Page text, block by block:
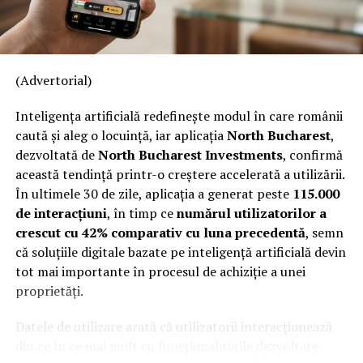
Inainte de a impacheta un lucru, ia-ti timp pentru a-l
curata bine. Praful si alte resturi pot zgaria suprafetele
inainte de mutare, nu vei aduce mizerie in noua casa si,
face curatenie.
Totodata, iti recomandam sa indepartezi toate
sertarele, usile si manerele atasate corpurilor de
mobilier pentru a le ambala individual, in asa fel incat
transportarea lor sa fie mai facila.
Ajutorul unor specialisti in mutari de mobila iti va
simplifica toata treaba, iar mobila ta va ajunge, in mod
cert, intacta la noua casa.
In cele din urma, cel mai bun sfat pe care il poti primi
(Advertorial)
Inteligența artificială redefinește modul în care românii
caută și aleg o locuință, iar aplicațiaNorth Bucharest,
dezvoltată deNorth Bucharest Investments, confirmă
această tendință printr-o creștere accelerată a utilizării.
În ultimele 30 de zile, aplicația a generat peste 115.000
de interacțiuni, în timp cenumărul utilizatorilor a
crescut cu 42% comparativ cu luna precedentă, semn
că soluțiile digitale bazate pe inteligență artificială devin
tot mai importante în procesul de achiziție a unei
proprietăți.
Datele de utilizare arată că utilizatorii interacționează